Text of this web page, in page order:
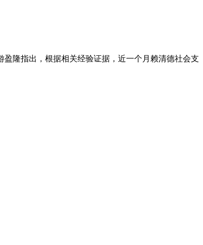
指出，根据相关经验证据，近一个月赖清德社会支